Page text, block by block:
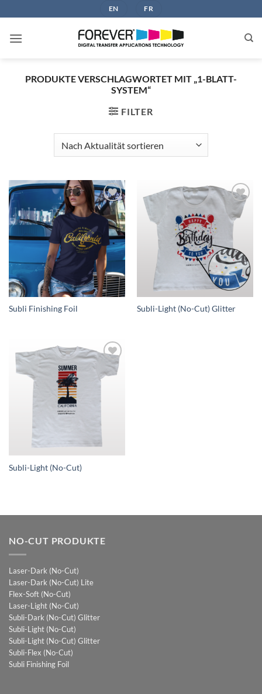
Inhalt
springen
EN FR
PRODUKTE VERSCHLAGWORTET MIT „1-BLATT-
SYSTEM“
FILTER
zur
Wunschliste
hinzufügen
Subli Finishing Foil
Wunschliste
hinzufügen
Subli-Light (No-Cut) Glitter
zur
Wunschliste
Subli-Light (No-Cut)
NO-CUT PRODUKTE
Laser-Dark (No-Cut)
Laser-Dark (No-Cut) Lite
Flex-Soft (No-Cut)
Laser-Light (No-Cut)
Subli-Dark (No-Cut) Glitter
Subli-Light (No-Cut)
Subli-Light (No-Cut) Glitter
Subli-Flex (No-Cut)
Subli Finishing Foil